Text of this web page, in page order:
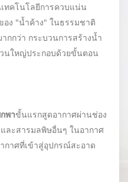
ทคโนโลยีการควบแน่น
อง "น้ำค้าง" ในธรรมชาติ
กกว่า กระบวนการสร้างน้ำ
นใหญ่ประกอบด้วยขั้นตอน
พาขั้นแรกสูดอากาศผ่านช่อง
ละสารมลพิษอื่นๆ ในอากาศ
กาศที่เข้าสู่อุปกรณ์สะอาด